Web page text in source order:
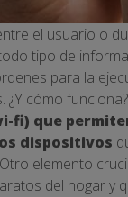
el usuario o
tipo de
para la
¿Y cómo
fi) que
dispositivos
elemento
del hogar y